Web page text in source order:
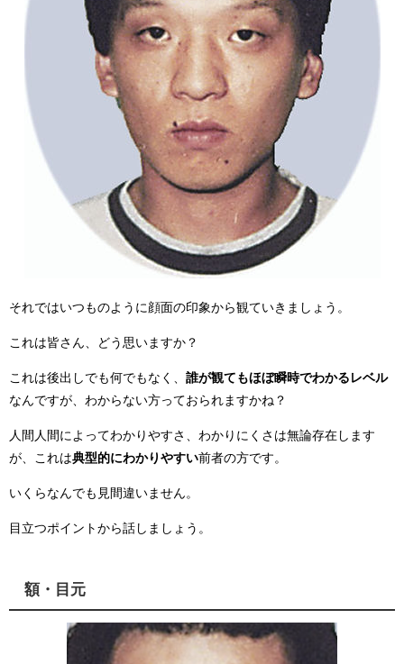
それではいつものように顔面の印象から観ていきましょう。
これは皆さん、どう思いますか？
これは後出しでも何でもなく、 誰が観てもほぼ瞬時でわかるレベル
なんですが、わからない方っておられますかね？
人間人間によってわかりやすさ、わかりにくさは無論存在します
が、これは典型的にわかりやすい前者の方です。
いくらなんでも見間違いません。
目立つポイントから話しましょう。
額・目元